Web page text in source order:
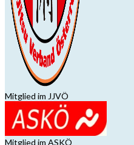
Mitglied im JJVÖ
Mitglied im ASKÖ